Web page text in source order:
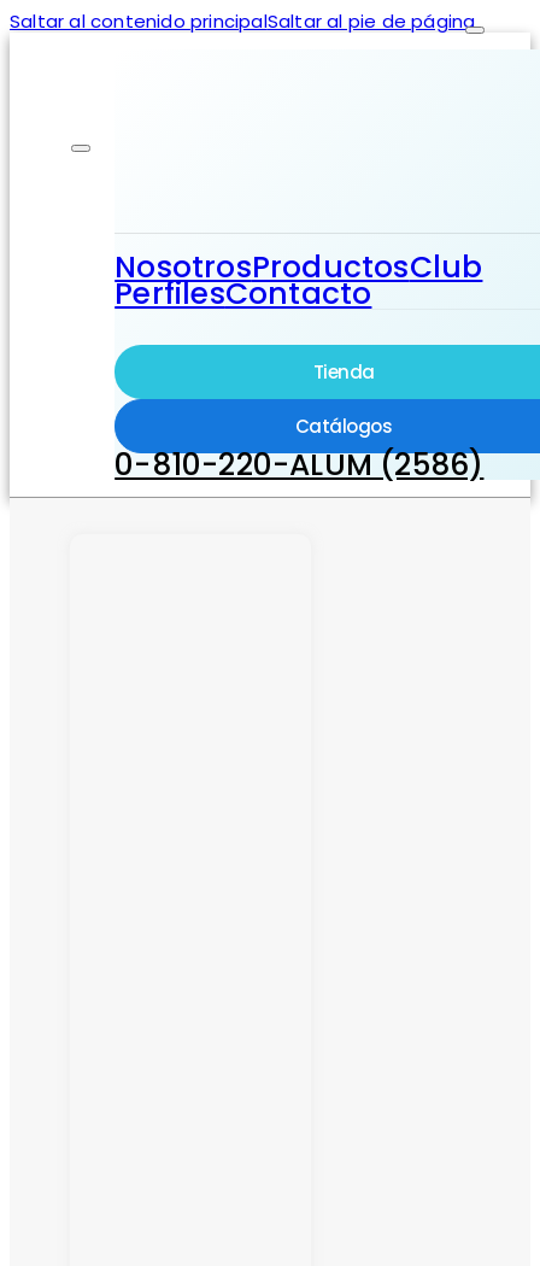
Saltar al contenido principalSaltar al pie de página
NosotrosProductosClub
PerfilesContacto
Tienda
Catálogos
0-810-220-ALUM (2586)